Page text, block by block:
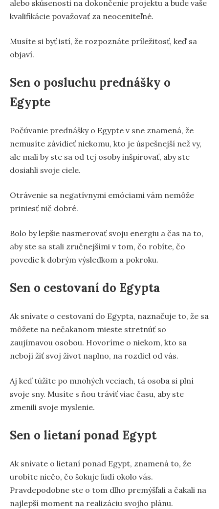
alebo skúsenosti na dokončenie projektu a bude vaše
kvalifikácie považovať za neoceniteľné.
Musíte si byť istí, že rozpoznáte príležitosť, keď sa
objaví.
Sen o posluchu prednášky o
Egypte
Počúvanie prednášky o Egypte v sne znamená, že
nemusíte závidieť niekomu, kto je úspešnejší než vy,
ale mali by ste sa od tej osoby inšpirovať, aby ste
dosiahli svoje ciele.
Otrávenie sa negatívnymi emóciami vám nemôže
priniesť nič dobré.
Bolo by lepšie nasmerovať svoju energiu a čas na to,
aby ste sa stali zručnejšími v tom, čo robíte, čo
povedie k dobrým výsledkom a pokroku.
Sen o cestovaní do Egypta
Ak snívate o cestovaní do Egypta, naznačuje to, že sa
môžete na nečakanom mieste stretnúť so
zaujímavou osobou. Hovoríme o niekom, kto sa
nebojí žiť svoj život naplno, na rozdiel od vás.
Aj keď túžite po mnohých veciach, tá osoba si plní
svoje sny. Musíte s ňou tráviť viac času, aby ste
zmenili svoje myslenie.
Sen o lietaní ponad Egypt
Ak snívate o lietaní ponad Egypt, znamená to, že
urobíte niečo, čo šokuje ľudí okolo vás.
Pravdepodobne ste o tom dlho premýšľali a čakali na
najlepší moment na realizáciu svojho plánu.